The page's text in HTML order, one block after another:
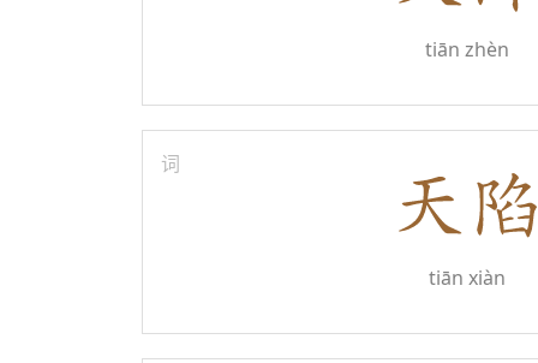
tiān zhèn
词
tiān xiàn